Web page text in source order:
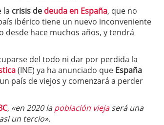
una decisión financiera: cómo anticiparte
2025
de venta? 3 de octubre de 2025
la crisis de deuda en España, que no
ibérico tiene un nuevo inconveniente
desde hace muchos años, y tendrá
del todo ni dar por perdida la
(INE) ya ha anunciado que España
país de viejos y comenzará a perder
, «en 2020 lapoblación viejaserá una
un tercio».